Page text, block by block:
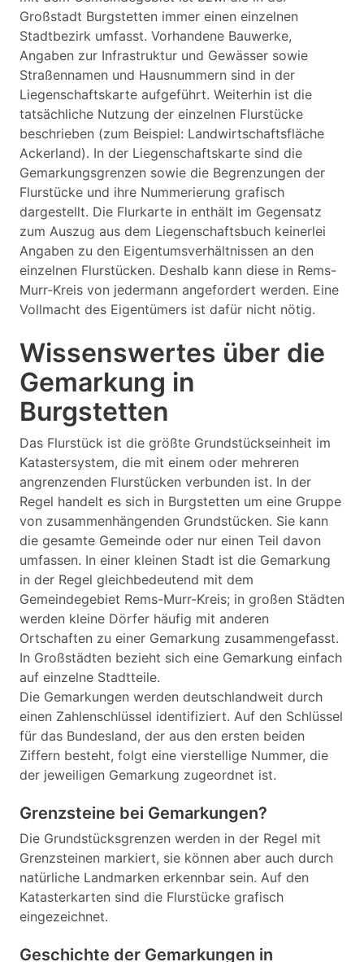
Großstadt Burgstetten immer einen einzelnen
Stadtbezirk umfasst. Vorhandene Bauwerke,
Angaben zur Infrastruktur und Gewässer sowie
Straßennamen und Hausnummern sind in der
Liegenschaftskarte aufgeführt. Weiterhin ist die
tatsächliche Nutzung der einzelnen Flurstücke
beschrieben (zum Beispiel: Landwirtschaftsfläche
Ackerland). In der Liegenschaftskarte sind die
Gemarkungsgrenzen sowie die Begrenzungen der
Flurstücke und ihre Nummerierung grafisch
dargestellt. Die Flurkarte in enthält im Gegensatz
zum Auszug aus dem Liegenschaftsbuch keinerlei
Angaben zu den Eigentumsverhältnissen an den
einzelnen Flurstücken. Deshalb kann diese in Rems-
Murr-Kreis von jedermann angefordert werden. Eine
Vollmacht des Eigentümers ist dafür nicht nötig.
Wissenswertes über die
Gemarkung in
Burgstetten
Das Flurstück ist die größte Grundstückseinheit im
Katastersystem, die mit einem oder mehreren
angrenzenden Flurstücken verbunden ist. In der
Regel handelt es sich in Burgstetten um eine Gruppe
von zusammenhängenden Grundstücken. Sie kann
die gesamte Gemeinde oder nur einen Teil davon
umfassen. In einer kleinen Stadt ist die Gemarkung
in der Regel gleichbedeutend mit dem
Gemeindegebiet Rems-Murr-Kreis; in großen Städten
werden kleine Dörfer häufig mit anderen
Ortschaften zu einer Gemarkung zusammengefasst.
In Großstädten bezieht sich eine Gemarkung einfach
auf einzelne Stadtteile.
Die Gemarkungen werden deutschlandweit durch
einen Zahlenschlüssel identifiziert. Auf den Schlüssel
für das Bundesland, der aus den ersten beiden
Ziffern besteht, folgt eine vierstellige Nummer, die
der jeweiligen Gemarkung zugeordnet ist.
Grenzsteine bei Gemarkungen?
Die Grundstücksgrenzen werden in der Regel mit
Grenzsteinen markiert, sie können aber auch durch
natürliche Landmarken erkennbar sein. Auf den
Katasterkarten sind die Flurstücke grafisch
eingezeichnet.
Geschichte der Gemarkungen in